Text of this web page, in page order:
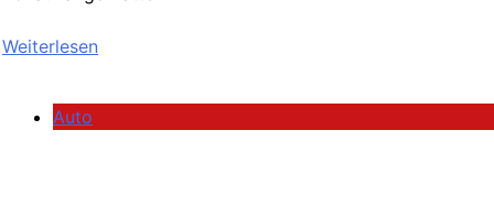
Weiterlesen
Auto